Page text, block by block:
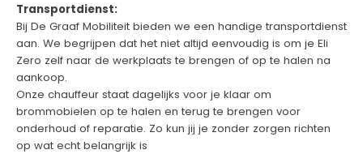
Transportdienst:
Bij De Graaf Mobiliteit bieden we een handige transportdienst
aan. We begrijpen dat het niet altijd eenvoudig is om je Eli
Zero zelf naar de werkplaats te brengen of op te halen na
aankoop.
Onze chauffeur staat dagelijks voor je klaar om
brommobielen op te halen en terug te brengen voor
onderhoud of reparatie. Zo kun jij je zonder zorgen richten
op wat echt belangrijk is